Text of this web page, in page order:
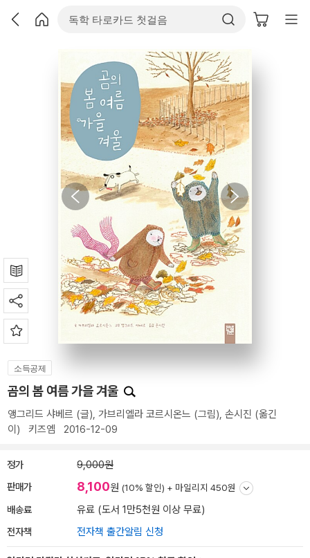
소득공제
곰의 봄 여름 가을 겨울
앵그리드 샤베르 (글), 가브리엘라 코르시온느 (그림), 손시진 (옮긴
이) 키즈엠 2016-12-09
정가 9,000원
판매가 8,100원 (10% 할인) + 마일리지 450원
배송료 유료 (도서 1만5천원 이상 무료)
전자책 전자책 출간알림 신청